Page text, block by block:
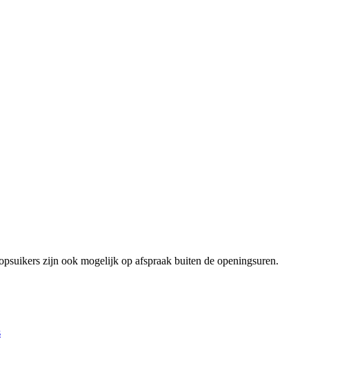
zijn ook mogelijk op afspraak buiten de openingsuren.